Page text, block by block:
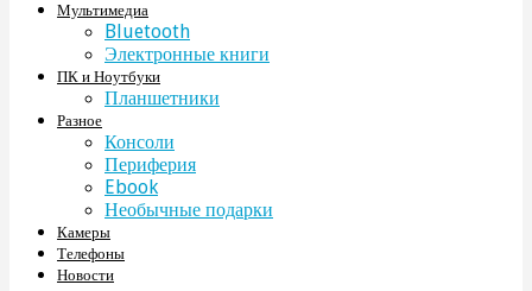
Мультимедиа
Bluetooth
Электронные книги
ПК и Ноутбуки
Планшетники
Разное
Консоли
Периферия
Ebook
Необычные подарки
Камеры
Телефоны
Новости